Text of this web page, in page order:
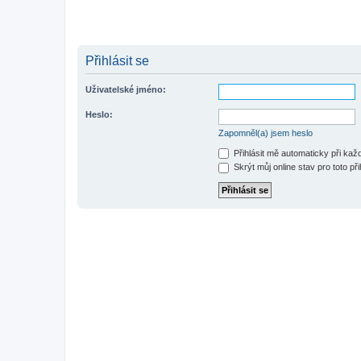
Přihlásit se
Uživatelské jméno:
Heslo:
Zapomněl(a) jsem heslo
Přihlásit mě automaticky při
Skrýt můj online stav pro toto